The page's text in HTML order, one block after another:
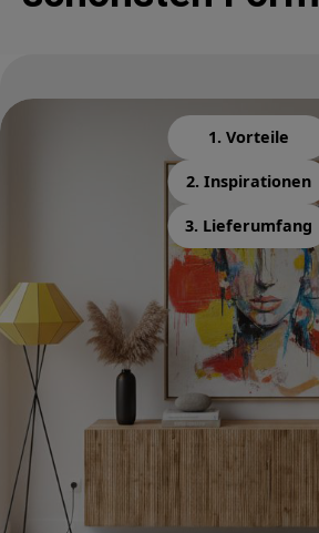
1. Vorteile
2. Inspirationen
3. Lieferumfang